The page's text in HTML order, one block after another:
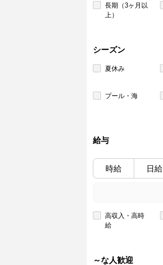
長期（3ヶ月以
上）
シーズン
夏休み
プール・海
給与
時給 日給
高収入・高時
給
～な人歓迎